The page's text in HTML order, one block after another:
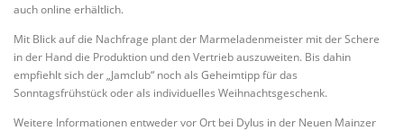
auch online erhältlich.
Mit Blick auf die Nachfrage plant der Marmeladenmeister mit der Schere
in der Hand die Produktion und den Vertrieb auszuweiten. Bis dahin
empfiehlt sich der „Jamclub“ noch als Geheimtipp für das
Sonntagsfrühstück oder als individuelles Weihnachtsgeschenk.
Weitere Informationen entweder vor Ort bei Dylus in der Neuen Mainzer